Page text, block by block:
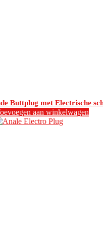
Buttplug met Electrische
aan winkelwagen